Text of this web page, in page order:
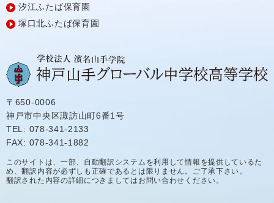
汐江ふたば保育園
塚口北ふたば保育園
〒650-0006
神戸市中央区諏訪山町6番1号
TEL: 078-341-2133
FAX: 078-341-1882
このサイトは、一部、自動翻訳システムを利用して情報を提供しているた
め、翻訳内容が必ずしも正確であるとは限りません。ご了承下さい。
翻訳された内容の詳細につきましてはお問い合わせください。